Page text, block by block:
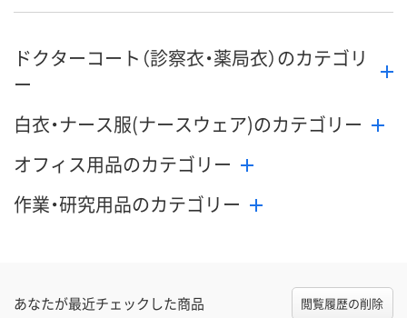
ドクターコート（診察衣・薬局衣）のカテゴリ
ー
白衣・ナース服(ナースウェア)のカテゴリー
オフィス用品のカテゴリー
作業・研究用品のカテゴリー
あなたが最近チェックした商品 閲覧履歴の削除